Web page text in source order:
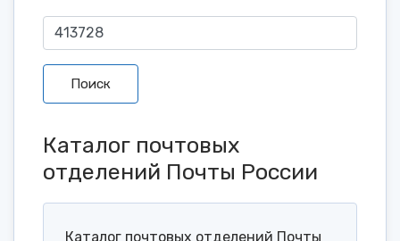
Поиск
Каталог почтовых
отделений Почты России
Каталог почтовых отделений Почты